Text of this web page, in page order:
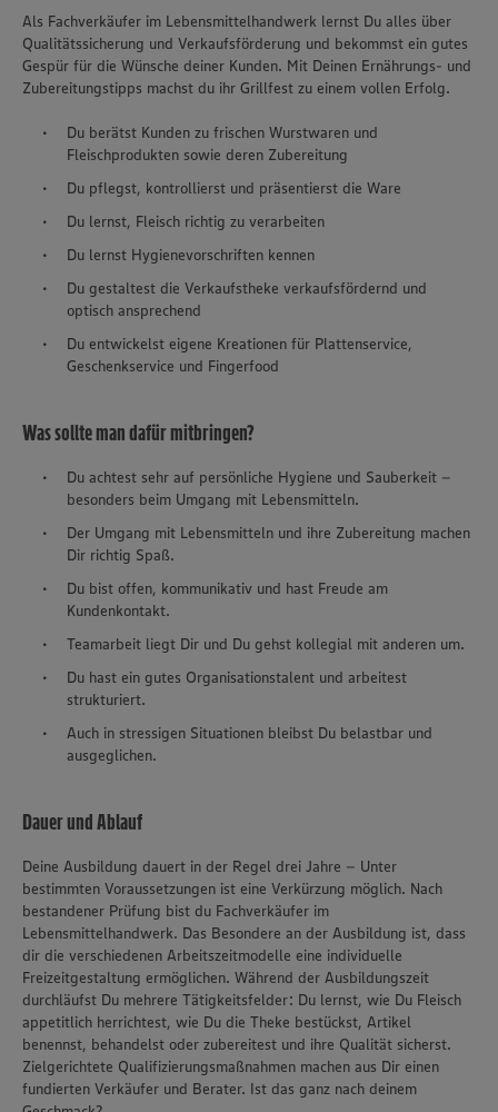
Als Fachverkäufer im Lebensmittelhandwerk lernst Du alles über
Qualitätssicherung und Verkaufsförderung und bekommst ein gutes
Gespür für die Wünsche deiner Kunden. Mit Deinen Ernährungs- und
Zubereitungstipps machst du ihr Grillfest zu einem vollen Erfolg.
Du berätst Kunden zu frischen Wurstwaren und
Fleischprodukten sowie deren Zubereitung
Du pflegst, kontrollierst und präsentierst die Ware
Du lernst, Fleisch richtig zu verarbeiten
Du lernst Hygienevorschriften kennen
Du gestaltest die Verkaufstheke verkaufsfördernd und
optisch ansprechend
Du entwickelst eigene Kreationen für Plattenservice,
Geschenkservice und Fingerfood
Was sollte man dafür mitbringen?
Du achtest sehr auf persönliche Hygiene und Sauberkeit –
besonders beim Umgang mit Lebensmitteln.
Der Umgang mit Lebensmitteln und ihre Zubereitung machen
Dir richtig Spaß.
Du bist offen, kommunikativ und hast Freude am
Kundenkontakt.
Teamarbeit liegt Dir und Du gehst kollegial mit anderen um.
Du hast ein gutes Organisationstalent und arbeitest
strukturiert.
Auch in stressigen Situationen bleibst Du belastbar und
ausgeglichen.
Dauer und Ablauf
Deine Ausbildung dauert in der Regel drei Jahre – Unter
bestimmten Voraussetzungen ist eine Verkürzung möglich. Nach
bestandener Prüfung bist du Fachverkäufer im
Lebensmittelhandwerk. Das Besondere an der Ausbildung ist, dass
dir die verschiedenen Arbeitszeitmodelle eine individuelle
Freizeitgestaltung ermöglichen. Während der Ausbildungszeit
durchläufst Du mehrere Tätigkeitsfelder: Du lernst, wie Du Fleisch
appetitlich herrichtest, wie Du die Theke bestückst, Artikel
benennst, behandelst oder zubereitest und ihre Qualität sicherst.
Zielgerichtete Qualifizierungsmaßnahmen machen aus Dir einen
fundierten Verkäufer und Berater. Ist das ganz nach deinem